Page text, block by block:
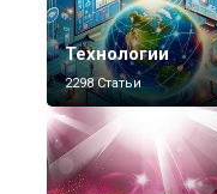
Технологии
2298 Статьи